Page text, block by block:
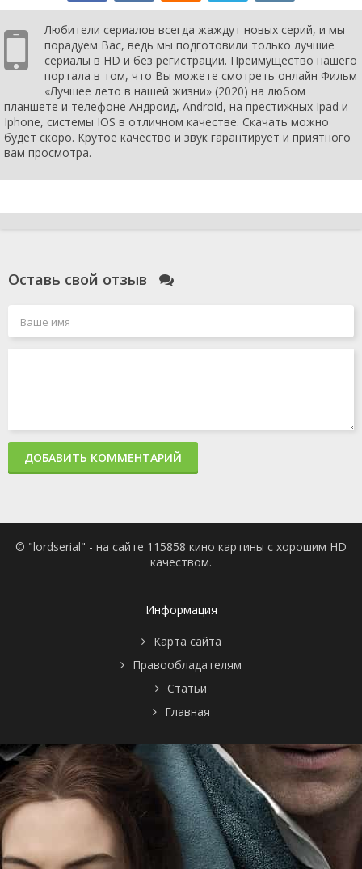
Любители сериалов всегда жаждут новых серий, и мы
порадуем Вас, ведь мы подготовили только лучшие
сериалы в HD и без регистрации. Преимущество нашего
портала в том, что Вы можете смотреть онлайн Фильм
«Лучшее лето в нашей жизни» (2020) на любом
планшете и телефоне Андроид, Android, на престижных Ipad и
Iphone, системы IOS в отличном качестве. Скачать можно
будет скоро. Крутое качество и звук гарантирует и приятного
вам просмотра.
Оставь свой отзыв
ДОБАВИТЬ КОММЕНТАРИЙ
© "lordserial" - на сайте 115858 кино картины с хорошим HD
качеством.
Информация
Карта сайта
Правообладателям
Статьи
Главная